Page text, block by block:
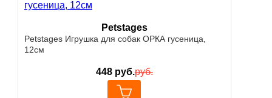
Petstages
Petstages Игрушка для собак ОРКА гусеница,
12см
448руб.руб.